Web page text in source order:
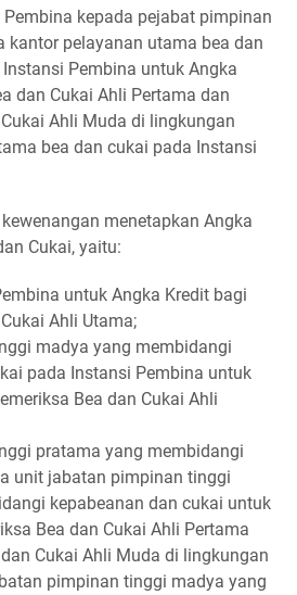
kepada pejabat pimpinan
kantor pelayanan utama bea dan
Pembina untuk Angka
dan Cukai Ahli Pertama dan
Ahli Muda di lingkungan
bea dan cukai pada Instansi
menetapkan Angka
Cukai, yaitu:
untuk Angka Kredit bagi
Ahli Utama;
madya yang membidangi
pada Instansi Pembina untuk
Bea dan Cukai Ahli
pratama yang membidangi
unit jabatan pimpinan tinggi
kepabeanan dan cukai untuk
Bea dan Cukai Ahli Pertama
Cukai Ahli Muda di lingkungan
pimpinan tinggi madya yang